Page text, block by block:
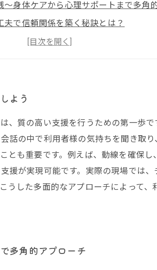
〜身体ケアから心理サポートまで多角
夫で信頼関係を築く秘訣とは？
す効果〜利用者様のQOL向上のポイント
用者様に寄り添う支援方法の全体像
よう
、質の高い支援を行うための第一歩
話の中で利用者様の気持ちを聞き取
とも重要です。例えば、動線を確保
援が実現可能です。実際の現場では
うした多面的なアプローチによって
多角的アプローチ